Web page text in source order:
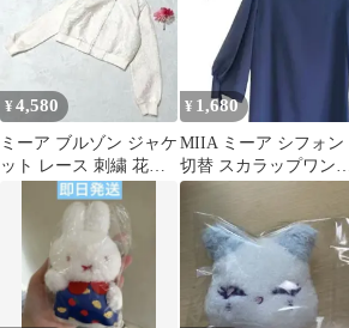
¥4,580
ミーア ブルゾン ジャケ
ット レース 刺繍 花柄
アイボリー 綺麗め 薄手
¥ 1,680
MIIA ミーア シフォン
切替 スカラップワンピ
ース ネイビー F 7分袖